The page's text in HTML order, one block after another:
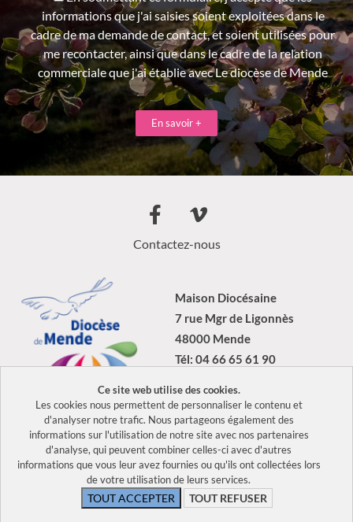
DON EN LIGNE SUIVEZ NOUS
informations que j'ai saisies soient exploitées dans le
cadre de ma demande de contact, et soient utilisées pour
me recontacter, ainsi que dans le cadre de la relation
commerciale que j'ai établie avec Le diocèse de Mende
En savoir +
Contactez-nous
Maison Diocésaine
7 rue Mgr de Ligonnès
48000 Mende
Tél: 04 66 65 61 90
2026 Tous droits réservés Diocèse de Mende –Mentions légales
Politique de confidentialité
Ce site web utilise des cookies.
Les cookies nous permettent de personnaliser le contenu et
d'analyser notre trafic. Nous partageons également des
informations sur l'utilisation de notre site avec nos partenaires
d'analyse, qui peuvent combiner celles-ci avec d'autres
informations que vous leur avez fournies ou qu'ils ont collectées lors
de votre utilisation de leurs services.
TOUT ACCEPTER TOUT REFUSER
Manage cookies